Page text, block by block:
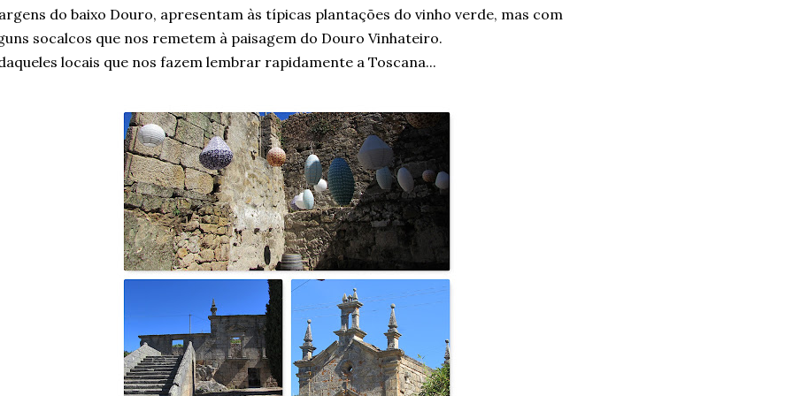
do baixo Douro, apresentam às típicas plantações do vinho verde, mas com
socalcos que nos remetem à paisagem do Douro Vinhateiro.
locais que nos fazem lembrar rapidamente a Toscana...